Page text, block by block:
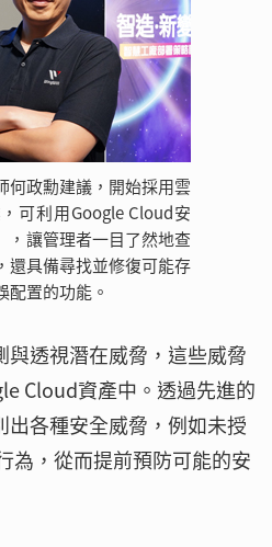
何政勳建議，開始採用雲
可利用Google Cloud安
，讓管理者一目了然地查
還具備尋找並修復可能存
配置的功能。
與透視潛在威脅，這些威脅
Cloud資產中。透過先進的
出各種安全威脅，例如未授
為，從而提前預防可能的安